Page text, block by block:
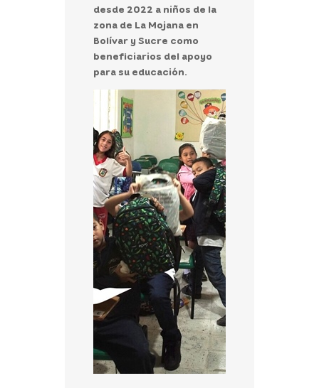
desde 2022 a niños de la
zona de La Mojana en
Bolívar y Sucre como
beneficiarios del apoyo
para su educación.